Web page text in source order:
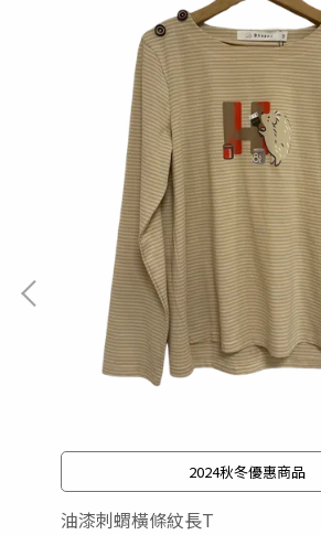
2024秋冬優惠商品
油漆刺蝟橫條紋長T